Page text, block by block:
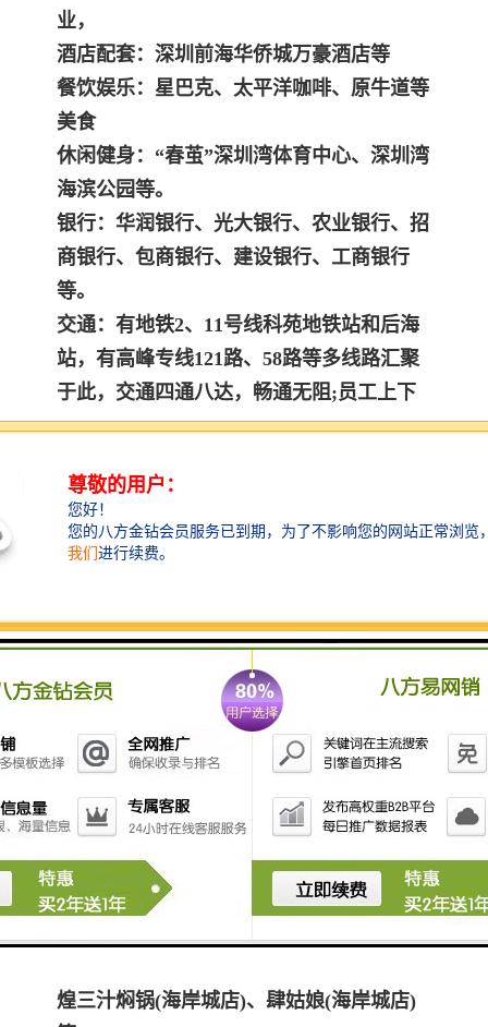
业，
酒店配套：深圳前海华侨城万豪酒店等
餐饮娱乐：星巴克、太平洋咖啡、原牛道等
美食
休闲健身：“春茧”深圳湾体育中心、深圳湾
海滨公园等。
银行：华润银行、光大银行、农业银行、招
商银行、包商银行、建设银行、工商银行
等。
交通：有地铁2、11号线科苑地铁站和后海
站，有高峰专线121路、58路等多线路汇聚
于此，交通四通八达，畅通无阻;员工上下
班在地理位置上没有任何困扰;公交站-软件
站台均在100米范围,上下班非常方便。
公交站：软件产业基地，滨海之窗，百度国
际大厦。创业大厦是我市建设国家新型城市
全创业体系、完善科技创业环境具有重要意
周边环境：Tencent滨海总部、深圳创投大
厦、百度大厦、软件产业基地、芒果网大
厦、怡化金融大厦、A8音乐大厦等科技园
写字楼，周边银行、餐饮、休闲一应俱全，
园区配套完善，办公氛围很好，办公的之选
周边配套：餐饮： 85度C(A8音乐大厦店)、
牛将军铁板烧、MORE.磨、潮悦酒家、家
煌三汁焖锅(海岸城店)、肆姑娘(海岸城店)